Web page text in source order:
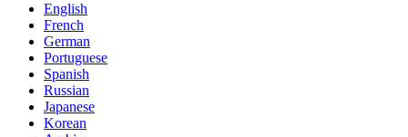
English
French
German
Portuguese
Spanish
Russian
Japanese
Korean